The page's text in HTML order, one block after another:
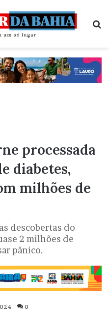
processada
diabetes,
milhões de
descobertas do
2 milhões de
pânico.
0